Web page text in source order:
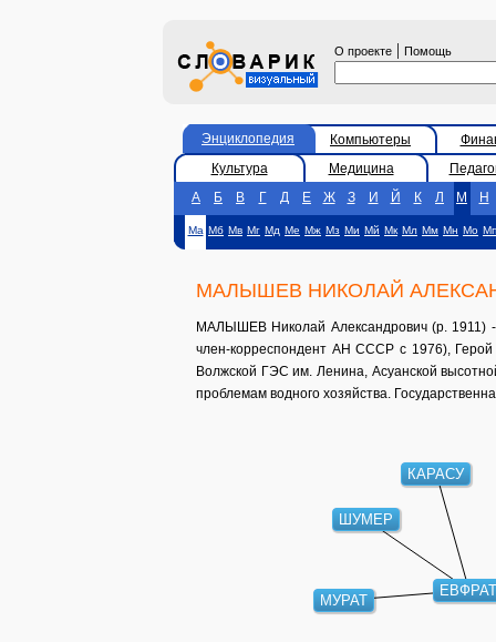
О проекте | Помощь
Энциклопедия Компьютеры
Культура
Медицина
А
Б В Г Д Е Ж З И Й К Л М Н
Ма Мб Мв Мг Мд Ме Мж Мз Ми Мй Мк Мл Мм Мн Мо Мп
МАЛЫШЕВ НИКОЛАЙ
МАЛЫШЕВ Николай Александрович (р. 1911) -
член-корреспондент АН СССР с 1976), Герой
Волжской ГЭС им. Ленина, Асуанской
проблемам водного хозяйства.
МУРАТ
КАРАСУ
ШУМЕР